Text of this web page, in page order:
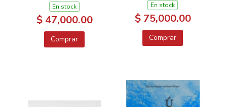
En stock
$ 47,000.00
Comprar
En stock
$ 75,000.00
Comprar